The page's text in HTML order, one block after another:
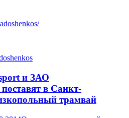
и ЗАО
в Санкт-
трамвай